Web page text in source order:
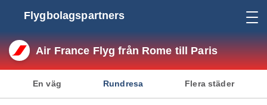
Flygbolagspartners
Air France Flyg från Rome till Paris
En väg Rundresa Flera städer